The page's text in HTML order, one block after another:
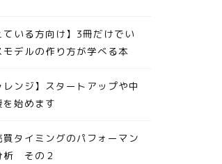
ている方向け】3冊だけでい
モデルの作り方が学べる本
レンジ】スタートアップや中
始めます
タイミングのパフォーマン
析 その２